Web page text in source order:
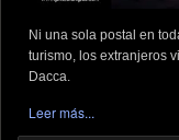
Ni una sola postal en
turismo, los extranjeros
Dacca.
Leer más...